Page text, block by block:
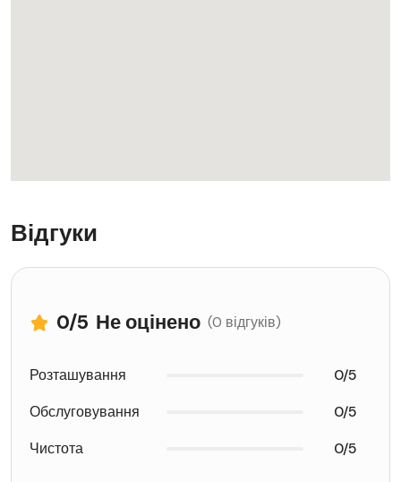
Відгуки
0/5 Не оцінено (0 відгуків)
Розташування
0/5
Обслуговування
0/5
Чистота
0/5